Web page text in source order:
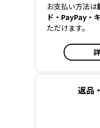
お支払い方法は
ド・PayPay・
ただけます。
返品